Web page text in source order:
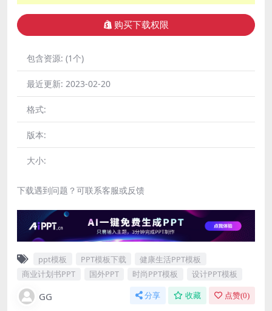
购买下载权限
包含资源: (1个)
最近更新: 2023-02-20
格式:
版本:
大小:
下载遇到问题？可联系客服或反馈
ppt模板 PPT模板下载
健康生活PPT模板
商业计划书PPT
国外PPT 时尚PPT模板 设计PPT模板
GG 分享 收藏 点赞(0)